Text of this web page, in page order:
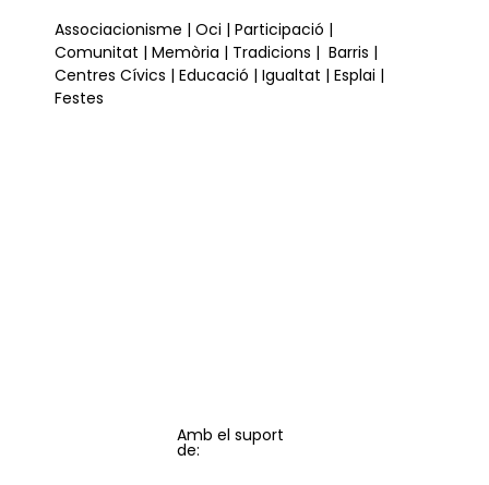
Associacionisme | Oci | Participació |
Comunitat | Memòria | Tradicions | Barris |
Centres Cívics | Educació | Igualtat | Esplai |
Festes
Amb el suport
de: